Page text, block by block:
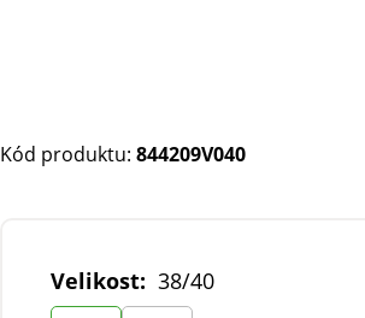
Kód produktu: 844209V040
Velikost: 38/40